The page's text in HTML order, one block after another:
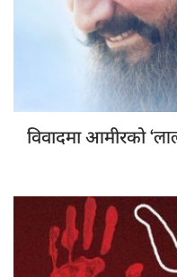
विवादमा आमीरको